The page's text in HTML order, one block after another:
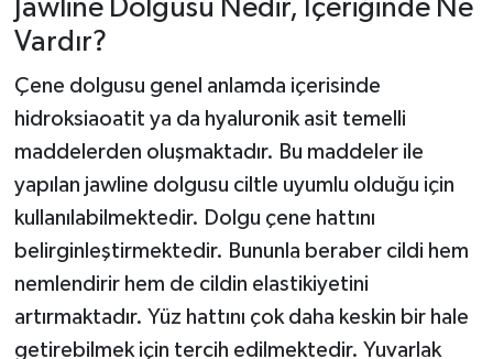
Jawline Dolgusu Nedir, İçeriğinde Ne
Vardır?
Çene dolgusu genel anlamda içerisinde
hidroksiaoatit ya da hyaluronik asit temelli
maddelerden oluşmaktadır. Bu maddeler ile
yapılan jawline dolgusu ciltle uyumlu olduğu için
kullanılabilmektedir. Dolgu çene hattını
belirginleştirmektedir. Bununla beraber cildi hem
nemlendirir hem de cildin elastikiyetini
artırmaktadır. Yüz hattını çok daha keskin bir hale
getirebilmek için tercih edilmektedir. Yuvarlak